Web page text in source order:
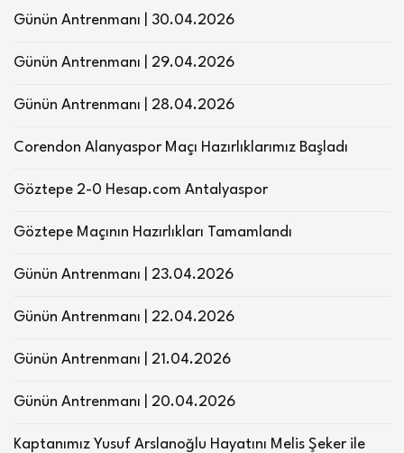
Günün Antrenmanı | 30.04.2026
Günün Antrenmanı | 29.04.2026
Günün Antrenmanı | 28.04.2026
Corendon Alanyaspor Maçı Hazırlıklarımız Başladı
Göztepe 2-0 Hesap.com Antalyaspor
Göztepe Maçının Hazırlıkları Tamamlandı
Günün Antrenmanı | 23.04.2026
Günün Antrenmanı | 22.04.2026
Günün Antrenmanı | 21.04.2026
Günün Antrenmanı | 20.04.2026
Kaptanımız Yusuf Arslanoğlu Hayatını Melis Şeker ile